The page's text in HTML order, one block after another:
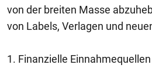
von der breiten Masse
von Labels, Verlagen und
1. Finanzielle